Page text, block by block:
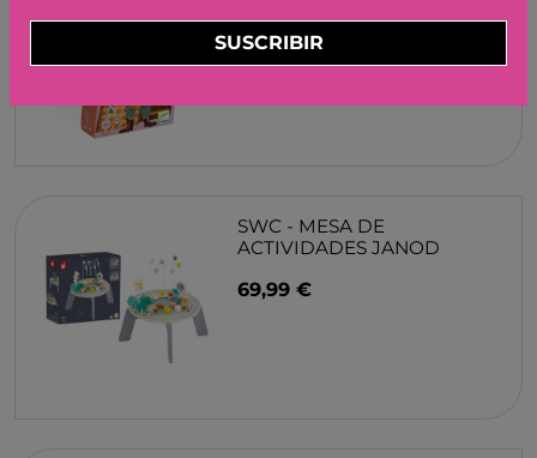
14,95 €
SWC - MESA DE
ACTIVIDADES JANOD
69,99 €
SUSCRIBIR